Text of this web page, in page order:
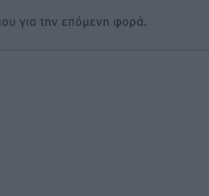
για την επόμενη φορά.